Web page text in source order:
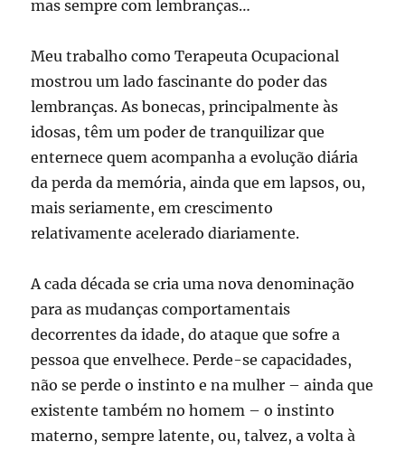
mas sempre com lembranças…
Meu trabalho como Terapeuta Ocupacional
mostrou um lado fascinante do poder das
lembranças. As bonecas, principalmente às
idosas, têm um poder de tranquilizar que
enternece quem acompanha a evolução diária
da perda da memória, ainda que em lapsos, ou,
mais seriamente, em crescimento
relativamente acelerado diariamente.
A cada década se cria uma nova denominação
para as mudanças comportamentais
decorrentes da idade, do ataque que sofre a
pessoa que envelhece. Perde-se capacidades,
não se perde o instinto e na mulher – ainda que
existente também no homem – o instinto
materno, sempre latente, ou, talvez, a volta à